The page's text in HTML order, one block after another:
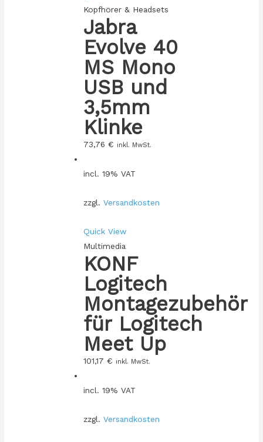
Kopfhörer & Headsets
Jabra
Evolve 40
MS Mono
USB und
3,5mm
Klinke
73,76 € inkl. MwSt.
incl. 19% VAT
zzgl. Versandkosten
Quick View
Multimedia
KONF
Logitech
Montagezubehör
für Logitech
Meet Up
101,17 € inkl. MwSt.
incl. 19% VAT
zzgl. Versandkosten